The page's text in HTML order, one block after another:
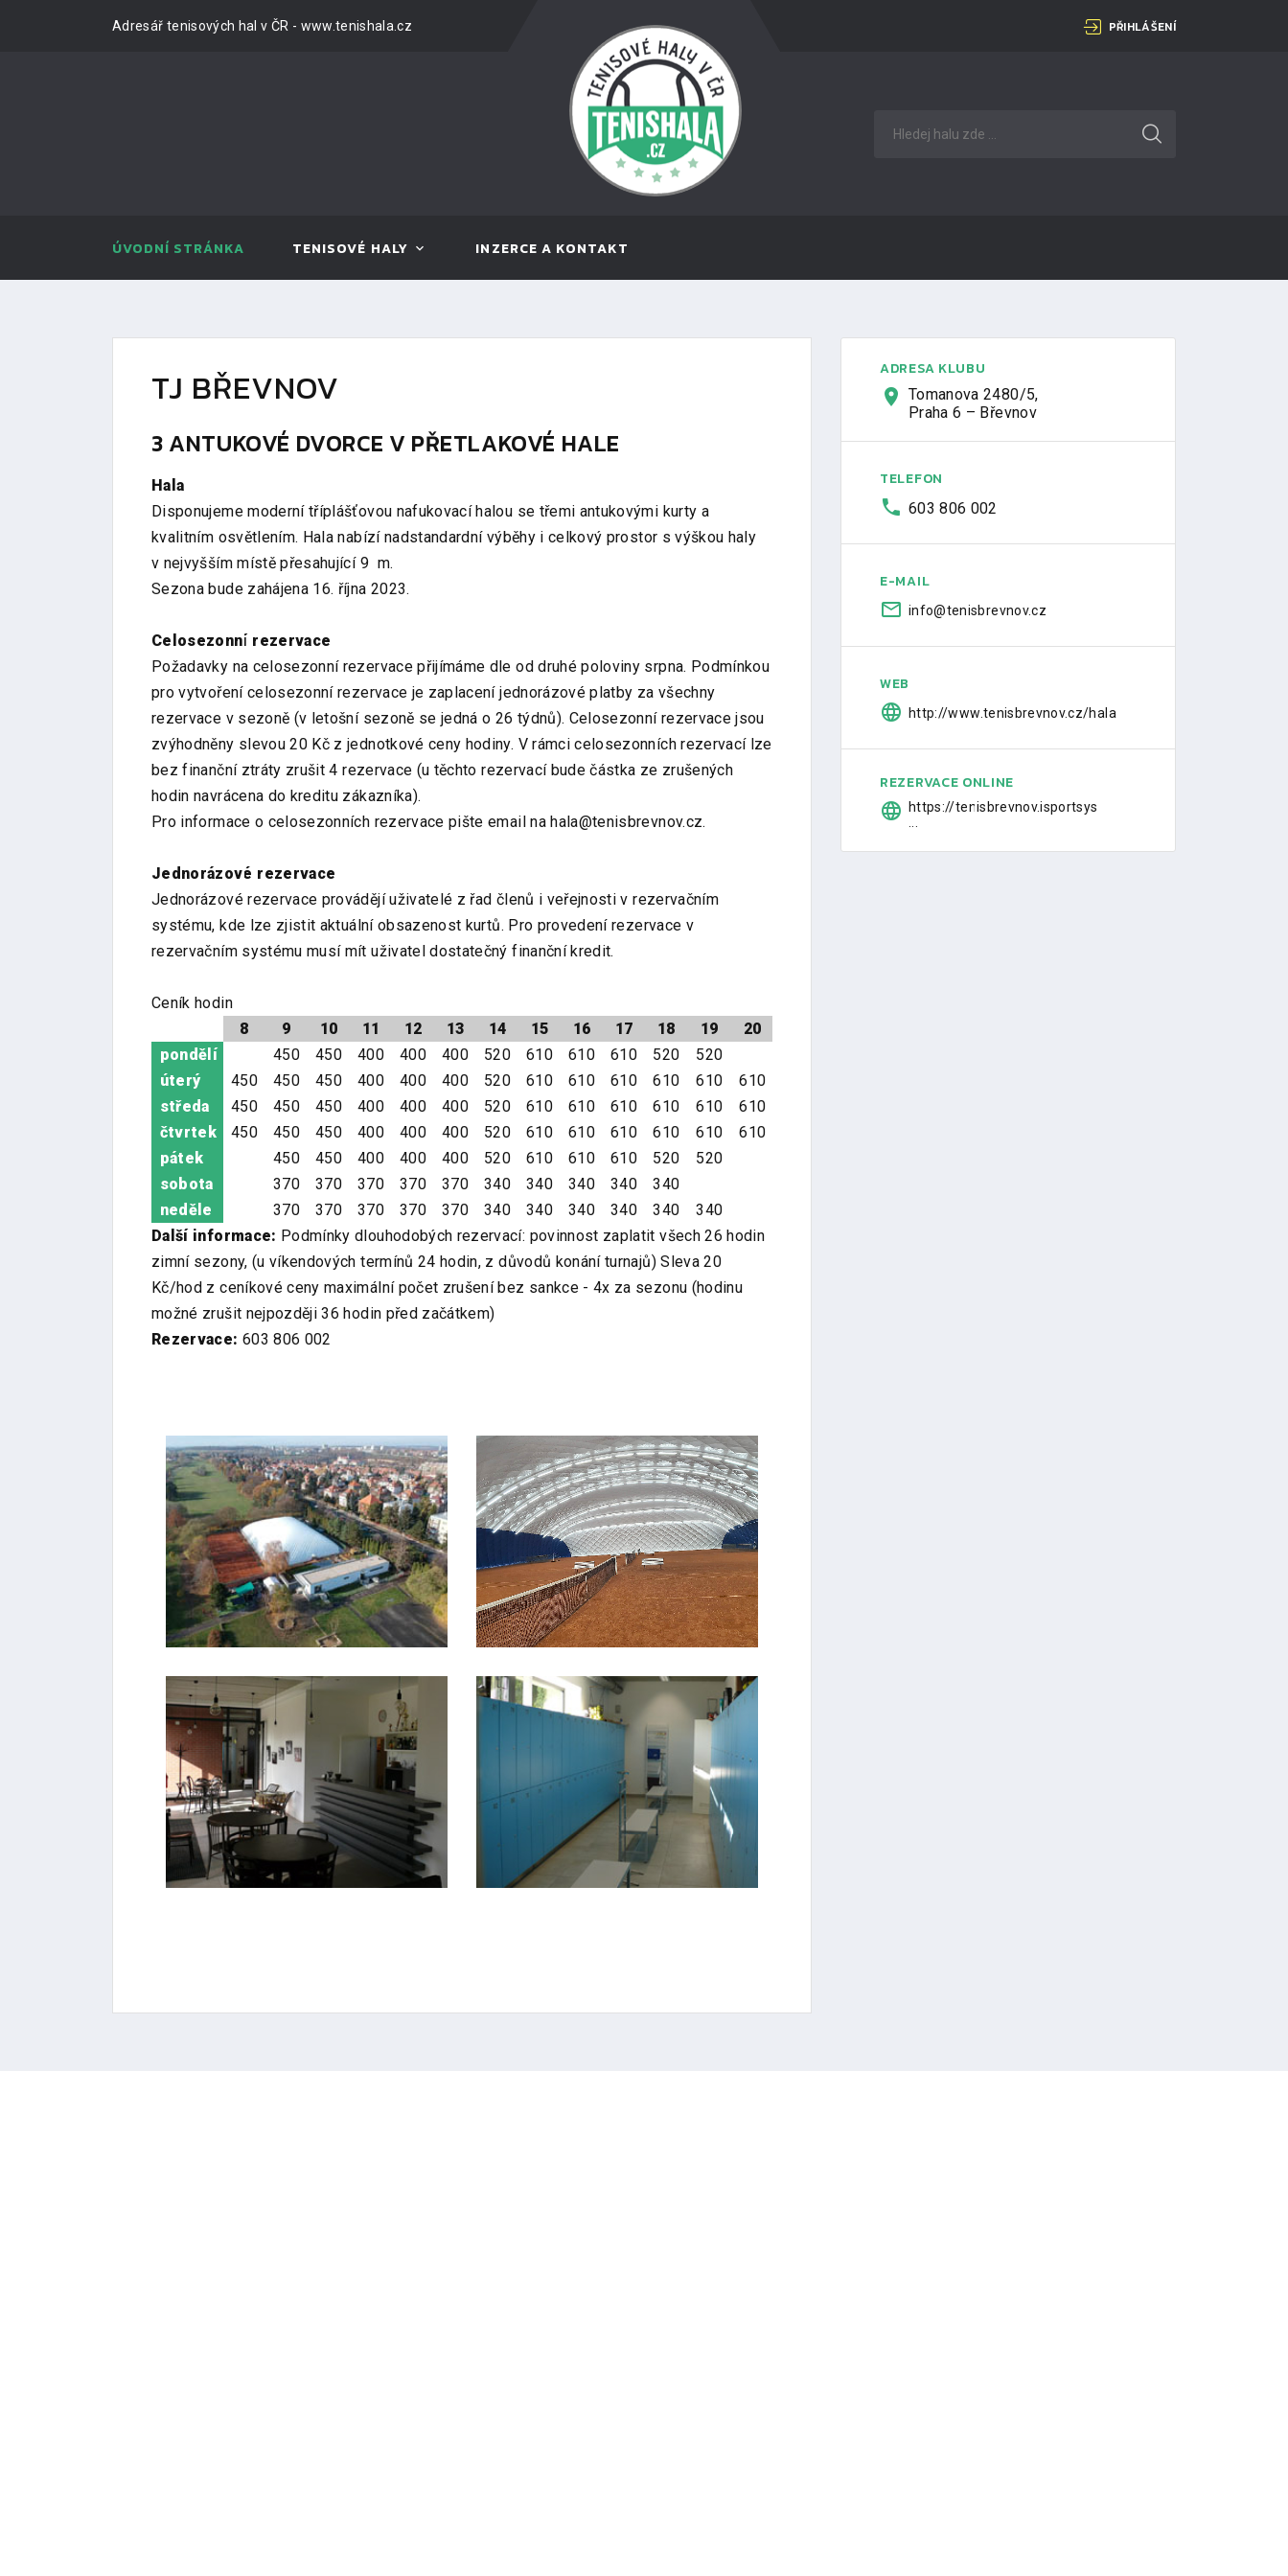
Adresář tenisových hal v ČR - www.tenishala.cz PŘIHLÁŠENÍ
ÚVODNÍ STRÁNKA TENISOVÉ HALY INZERCE A KONTAKT
TJ BŘEVNOV
3 ANTUKOVÉ DVORCE V PŘETLAKOVÉ HALE
Hala
Disponujeme moderní tříplášťovou nafukovací halou se třemi antukovými kurty a
kvalitním osvětlením. Hala nabízí nadstandardní výběhy i celkový prostor s výškou haly
v nejvyšším místě přesahující 9 m.
Sezona bude zahájena 16. října 2023.
Celosezonní rezervace
Požadavky na celosezonní rezervace přijímáme dle od druhé poloviny srpna. Podmínkou
pro vytvoření celosezonní rezervace je zaplacení jednorázové platby za všechny
rezervace v sezoně (v letošní sezoně se jedná o 26 týdnů). Celosezonní rezervace jsou
zvýhodněny slevou 20 Kč z jednotkové ceny hodiny. V rámci celosezonních rezervací lze
bez finanční ztráty zrušit 4 rezervace (u těchto rezervací bude částka ze zrušených
hodin navrácena do kreditu zákazníka).
Pro informace o celosezonních rezervace pište email na hala@tenisbrevnov.cz.
Jednorázové rezervace
Jednorázové rezervace provádějí uživatelé z řad členů i veřejnosti v rezervačním
systému, kde lze zjistit aktuální obsazenost kurtů. Pro provedení rezervace v
rezervačním systému musí mít uživatel dostatečný finanční kredit.
Ceník hodin
8
9 10 11 12 13 14 15 16 17 18 19
20
pondělí
450 450 400 400 400 520 610 610 610 520
520
úterý
450 450 450 400 400 400 520 610 610 610 610 610
610
středa
450 450 450 400 400 400 520 610 610 610 610 610
610
čtvrtek
450 450 450 400 400 400 520 610 610 610 610 610
610
pátek
450 450 400 400 400 520 610 610 610 520
520
sobota
370 370 370 370 370 340 340 340 340
340
neděle
370 370 370 370 370 340 340 340 340 340
340
Další informace: Podmínky dlouhodobých rezervací: povinnost zaplatit všech 26 hodin
zimní sezony, (u víkendových termínů 24 hodin, z důvodů konání turnajů) Sleva 20
Kč/hod z ceníkové ceny maximální počet zrušení bez sankce - 4x za sezonu (hodinu
možné zrušit nejpozději 36 hodin před začátkem)
Rezervace: 603 806 002
FOTO #1 FOTO #2
ADRESA KLUBU
Tomanova 2480/5,
Praha 6 – Břevnov
TELEFON
603 806 002
E-MAIL
info@tenisbrevnov.cz
WEB
http://www.tenisbrevnov.cz/hala
REZERVACE ONLINE
https://tenisbrevnov.isportsys